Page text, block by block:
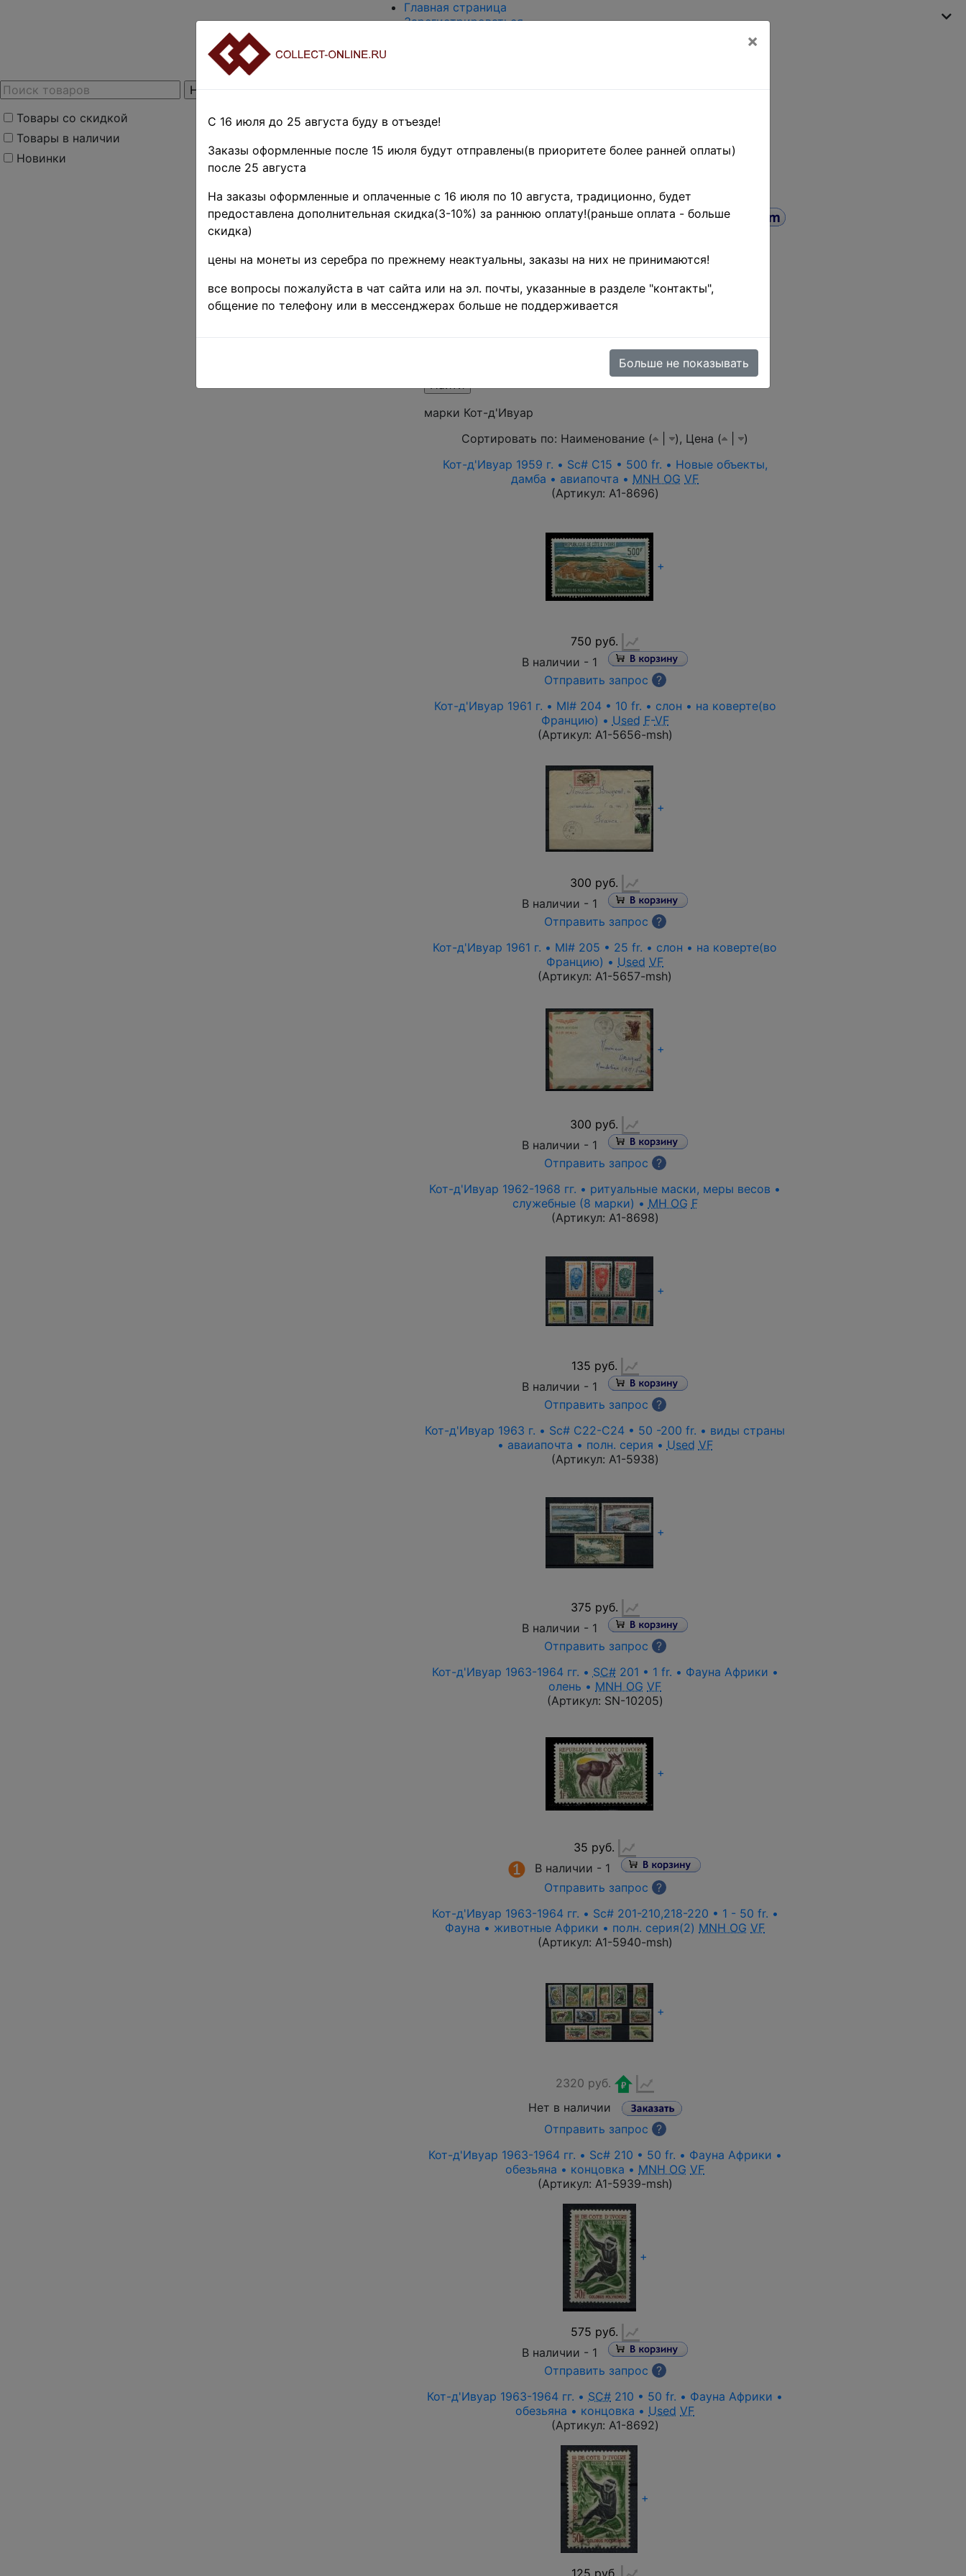
Товары со скидкой
Товары в наличии
Новинки
Главная страница
Зарегистрироваться
Оценка и покупка
Поиск по магазину
Главная
Филателия»
Африка»
Поиск в категории - название товараПоиск
марки Кот-д'Ивуар
Сортировать по: Наименование ( ), Цена (
)
Кот-д'Ивуар 1959 г. • Sc# C15 • 500 fr. • Новые объекты,
дамба • авиапочта • MNH OG VF
(Артикул: A1-8696)
+
750 руб.
В наличии - 1
Отправить запрос
?
Кот-д'Ивуар 1961 г. • MI# 204 • 10 fr. • слон • на коверте(во
Францию) • Used F-VF
(Артикул: A1-5656-msh)
+
300 руб.
В наличии - 1
Отправить запрос
?
Кот-д'Ивуар 1961 г. • MI# 205 • 25 fr. • слон • на коверте(во
Францию) • Used VF
(Артикул: A1-5657-msh)
+
300 руб.
В наличии - 1
Отправить запрос
?
Кот-д'Ивуар 1962-1968 гг. • ритуальные маски, меры весов •
служебные (8 марки) • MH OG F
(Артикул: A1-8698)
+
135 руб.
В наличии - 1
Отправить запрос
?
Кот-д'Ивуар 1963 г. • Sc# C22-C24 • 50 -200 fr. • виды страны
• аваиапочта • полн. серия • Used VF
(Артикул: A1-5938)
+
375 руб.
В наличии - 1
Отправить запрос
?
Кот-д'Ивуар 1963-1964 гг. • SC#201 • 1 fr. • Фауна Африки •
олень • MNH OG VF
(Артикул: SN-10205)
+
35 руб.
В наличии - 1
Отправить запрос
?
Кот-д'Ивуар 1963-1964 гг. • Sc# 201-210,218-220 • 1 - 50 fr. •
Фауна • животные Африки • полн. серия(2) MNH OG VF
(Артикул: A1-5940-msh)
+
2320 руб.
Нет в наличии
Отправить запрос
?
Кот-д'Ивуар 1963-1964 гг. • Sc# 210 • 50 fr. • Фауна Африки •
обезьяна • концовка • MNH OG VF
(Артикул: A1-5939-msh)
+
575 руб.
В наличии - 1
Отправить запрос
?
Кот-д'Ивуар 1963-1964 гг. • SC# 210 • 50 fr. • Фауна Африки •
обезьяна • концовка • Used VF
(Артикул: A1-8692)
+
125 руб.
×
С 16 июля до 25 августа буду в отъезде!
Заказы оформленные после 15 июля будут отправлены(в приоритете более ранней оплаты)
после 25 августа
На заказы оформленные и оплаченные с 16 июля по 10 августа, традиционно, будет
предоставлена дополнительная скидка(3-10%) за раннюю оплату!(раньше оплата - больше
скидка)
цены на монеты из серебра по прежнему неактуальны, заказы на них не принимаются!
все вопросы пожалуйста в чат сайта или на эл. почты, указанные в разделе "контакты",
общение по телефону или в мессенджерах больше не поддерживается
Больше не показывать